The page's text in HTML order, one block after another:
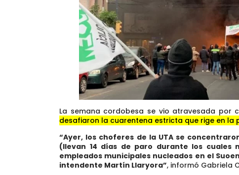
La semana cordobesa se vio atravesada por
desafiaron la cuarentena estricta que rige en la
“Ayer, los choferes de la UTA se
(llevan 14 días de paro durante los
empleados municipales nucleados en el
intendente Martín Llaryora”, informó Gabriela